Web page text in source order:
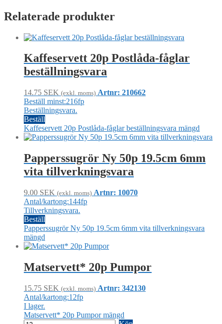
Relaterade produkter
Kaffeservett 20p Postlåda-fåglar
beställningsvara
14.75 SEK (exkl. moms) Artnr: 210662
Beställ minst:216fp
Beställningsvara.
Beställ
Kaffeservett 20p Postlåda-fåglar beställningsvara mängd
Papperssugrör Ny 50p 19.5cm 6mm
vita tillverkningsvara
9.00 SEK (exkl. moms) Artnr: 10070
Antal/kartong:144fp
Tillverkningsvara.
Beställ
Papperssugrör Ny 50p 19.5cm 6mm vita tillverkningsvara
mängd
Matservett* 20p Pumpor
15.75 SEK (exkl. moms) Artnr: 342130
Antal/kartong:12fp
I lager.
Matservett* 20p Pumpor mängd